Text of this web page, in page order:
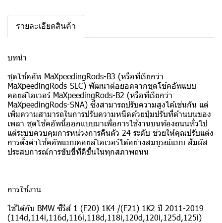
รายละเอียดสินค้า
บทนำ
ชุดโช้คอัพ MaXpeedingRods-B3 (หรือที่เรียกว่า
MaXpeedingRods-SLC) พัฒนาต่อยอดจากชุดโช้คอัพแบบ
คอยล์โอเวอร์ MaXpeedingRods-B2 (หรือที่เรียกว่า
MaXpeedingRods-SNA) ซึ่งสามารถปรับความสูงได้เช่นกัน แต่
เพิ่มความสามารถในการปรับความหนืดด้วยปุ่มปรับที่ด้านบนของ
เพลา ชุดโช้คอัพนี้ออกแบบมาเพื่อการใช้งานบนท้องถนนทั่วไป
แต่ระบบควบคุมการหน่วงการคืนตัว 24 ระดับ ช่วยให้คุณปรับแต่ง
การตั้งค่าโช้คอัพแบบคอยล์โอเวอร์ได้อย่างสมบูรณ์แบบ สัมผัส
ประสบการณ์การขับขี่ที่ดีขึ้นในทุกสภาพถนน
การใช้งาน
ใช้ได้กับ BMW ซีรีส์ 1 (F20) 1K4 /(F21) 1K2 ปี 2011-2019
(114d,114i,116d,116i,118d,118i,120d,120i,125d,125i)